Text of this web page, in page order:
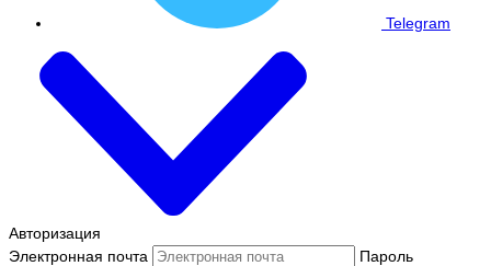
Telegram
Авторизация
Электронная почта
Пароль